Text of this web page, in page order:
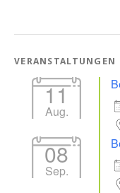
VERANSTALTUNGEN
11
Aug.
08
Sep.